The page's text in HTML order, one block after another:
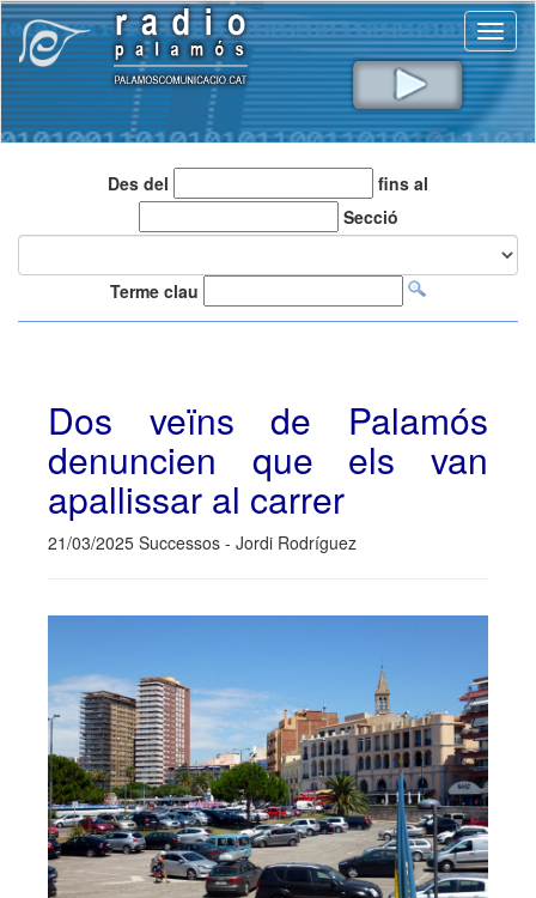
Des del
fins al
Secció
Terme clau
Dos veïns de Palamós
denuncien que els van
apallissar al carrer
21/03/2025 Successos - Jordi Rodríguez